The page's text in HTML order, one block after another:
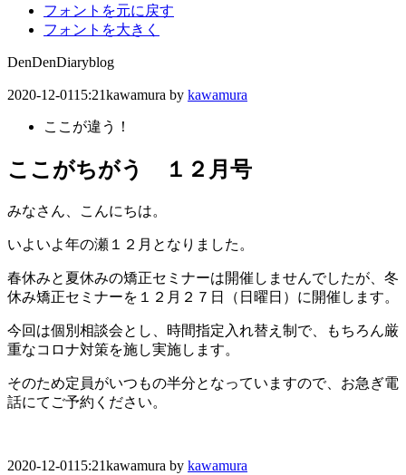
フォントを元に戻す
フォントを大きく
DenDenDiaryblog
2020-12-0115:21kawamura by kawamura
ここが違う！
ここがちがう １２月号
みなさん、こんにちは。
いよいよ年の瀬１２月となりました。
春休みと夏休みの矯正セミナーは開催しませんでしたが、冬
休み矯正セミナーを１２月２７日（日曜日）に開催します。
今回は個別相談会とし、時間指定入れ替え制で、もちろん厳
重なコロナ対策を施し実施します。
そのため定員がいつもの半分となっていますので、お急ぎ電
話にてご予約ください。
2020-12-0115:21kawamura by kawamura